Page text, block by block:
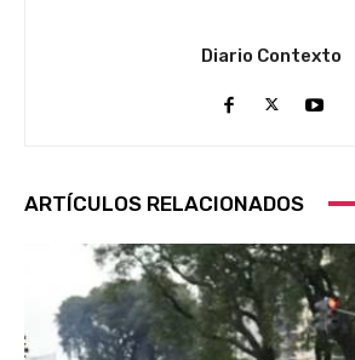
Diario Contexto
ARTÍCULOS RELACIONADOS